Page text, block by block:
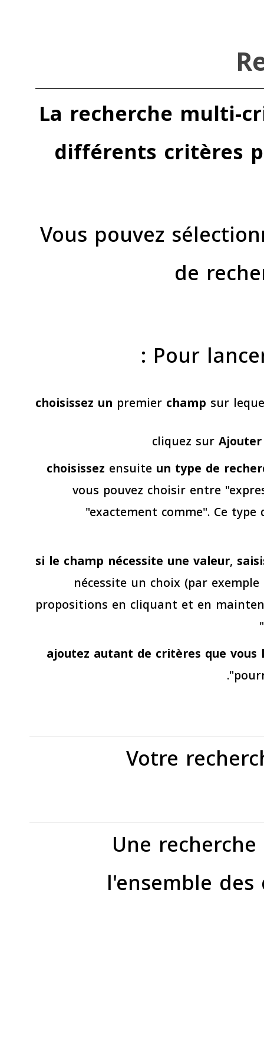
La recherche multi-
différents critères
Vous pouvez
de
Pour
choisissez un premier champ sur
cliquez surAjouter
choisissez ensuite un type de
vous pouvez choisir entre
"exactement comme". Ce
si le champ nécessite une valeur,
nécessite un choix (par
propositions en cliquant et en
ajoutez autant de critères que vous
Votre
Une
l'ensemble